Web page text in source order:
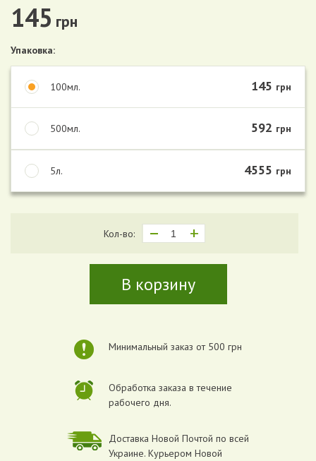
145 грн
Упаковка:
100мл. 145 грн
500мл. 592 грн
5л. 4555 грн
Кол-во:
В корзину
Минимальный заказ от 500 грн
Обработка заказа в течение
рабочего дня.
Доставка Новой Почтой по всей
Украине. Курьером Новой